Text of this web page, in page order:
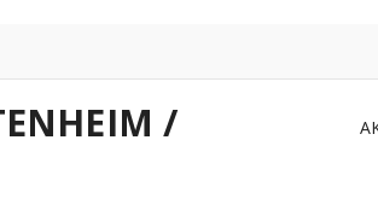
/